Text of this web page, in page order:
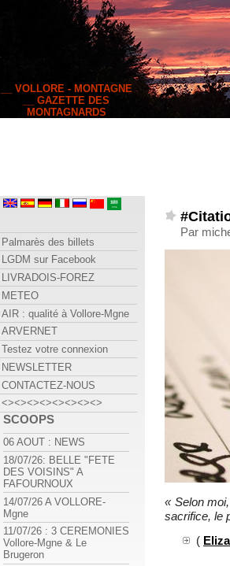
__ VOLLORE - MONTAGNE
__ GAZETTE DES
MONTAGNARDS
Par
« Selon
sacrifice, le
(
Palmarès des billets
LGDM sur Facebook
LIVRADOIS-FOREZ
METEO
AIR : qualité à Vollore-Mgne
ARVERNET
Testez votre connexion
NEWSLETTER
CONTACTEZ-NOUS
<><><><><><><><>
SCOOPS
06 AOUT : NEWS
18/07/26: BELLE "FETE
DES VOISINS" A
FAFOURNOUX
14/07/26 A VOLLORE-
Mgne
11/07/26 : 3 CEREMONIES
Vollore-Mgne & Le
Brugeron